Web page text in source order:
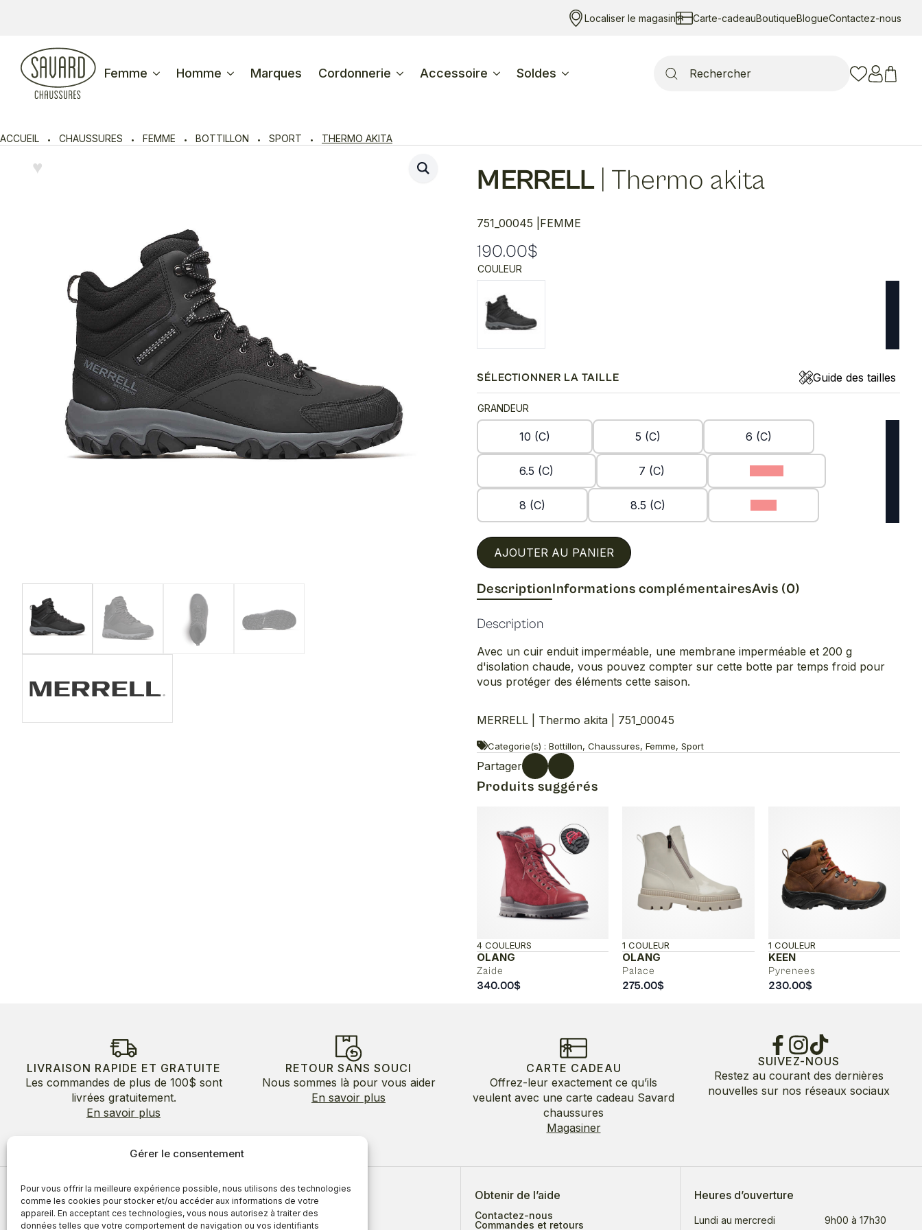
Gérer le consentement
Pour vous offrir la meilleure expérience possible, nous utilisons des technologies
comme les cookies pour stocker et/ou accéder aux informations de votre
appareil. En acceptant ces technologies, vous nous autorisez à traiter des
données telles que votre comportement de navigation ou vos identifiants
Localiser le magasin Carte-cadeauBoutiqueBlogueContactez-nous
Femme Homme Marques Cordonnerie Accessoire Soldes
for:
ACCUEIL CHAUSSURES FEMME BOTTILLON SPORT THERMO AKITA
♥︎ MERRELL Thermo akita
751_00045 | FEMME
190.00$
COULEUR
SÉLECTIONNER LA TAILLE Guide des tailles
GRANDEUR
10 (C) 5 (C) 6 (C)
6.5 (C) 7 (C)
8 (C) 8.5 (C)
AJOUTER AU PANIER
DescriptionInformations complémentairesAvis (0)
Description
Avec un cuir enduit imperméable, une membrane imperméable et 200 g
d'isolation chaude, vous pouvez compter sur cette botte par temps froid pour
vous protéger des éléments cette saison.
MERRELL | Thermo akita | 751_00045
Categorie(s) : Bottillon, Chaussures, Femme, Sport
Partager
Produits suggérés
OLANG
Zaide
4 COULEURS
340.00$
OLANG
Palace
1 COULEUR
275.00$
KEEN
Pyrenees
1 COULEUR
230.00$
LIVRAISON RAPIDE ET GRATUITE
Les commandes de plus de 100$ sont
livrées gratuitement.
En savoir plus
RETOUR SANS SOUCI
Nous sommes là pour vous aider
En savoir plus
CARTE CADEAU
Offrez-leur exactement ce qu’ils
veulent avec une carte cadeau Savard
chaussures
Magasiner
SUIVEZ-NOUS
Restez au courant des dernières
nouvelles sur nos réseaux sociaux
À propos de nous
À propos
Avantages
Obtenir de l’aide
Contactez-nous
Commandes et retours
Heures d’ouverture
Lundi au mercredi 9h00 à 17h30